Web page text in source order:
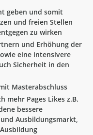
geben und somit
und freien Stellen
zu wirken
und Erhöhung der
eine intensivere
Sicherheit in den
Masterabschluss
mehr Pages Likes z.B.
bessere
Ausbildungsmarkt,